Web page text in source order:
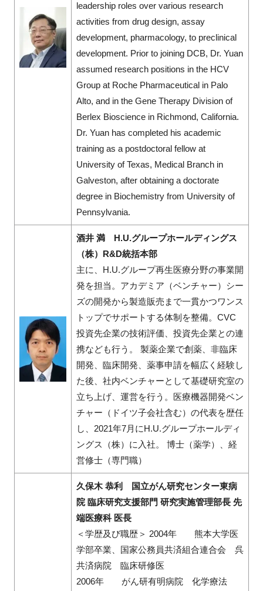
leadership roles over various research
activities from drug design, assay
development, pharmacology, to preclinical
development. Prior to joining DCB, Dr. Yuan
assumed research positions in the HCV
Group at Roche Pharmaceutical in Palo
Alto, and in the Gene Therapy Division of
Berlex Bioscience in Richmond, California.
Dr. Yuan has completed his academic
training as a postdoctoral fellow at
University of Texas, Medical Branch in
Galveston, after obtaining a doctorate
degree in Biochemistry from University of
Pennsylvania.
酒井 満 H.U.グループホールディングス
（株）R&D統括本部
主に、H.U.グループ再生医療分野の事業開
発を担当。アカデミア（ベンチャー）シー
ズの開発から製造販売まで一貫かつワンス
トップでサポートする体制を整備。CVC
投資先企業の技術評価、投資先企業との連
携なども行う。 製薬企業で創薬、非臨床
開発、臨床開発、薬事申請を幅広く経験し
た後、社内ベンチャーとして基礎研究室の
立ち上げ、運営を行う。医療機器開発ベン
チャー（ドイツ子会社含む）の代表を歴任
し、2021年7月にH.U.グループホールディ
ングス（株）に入社。 博士（薬学）、経
営修士（専門職）
久保木 恭利 国立がん研究センター東病
院 臨床研究支援部門 研究実施管理部長 先
端医療科 医長
＜学歴及び職歴＞ 2004年 熊本大学医
学部卒業、国家公務員共済組合連合会 呉
共済病院 臨床研修医
2006年 がん研有明病院 化学療法